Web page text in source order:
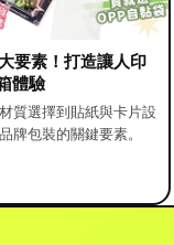
要素！打造讓人印
體驗
質選擇到貼紙與卡片設
牌包裝的關鍵要素。